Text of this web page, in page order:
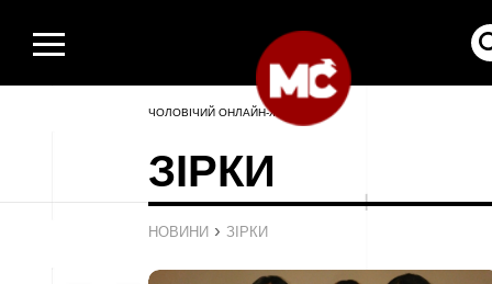
ЧОЛОВІЧИЙ ОНЛАЙН-ЖУРНАЛ
ЗІРКИ
НОВИНИ › ЗІРКИ